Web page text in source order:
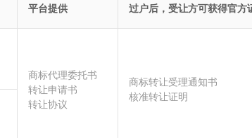
平台提供 过户后，受让方可获得官方
商标代理委托书
转让申请书
转让协议
商标转让受理通知书
核准转让证明